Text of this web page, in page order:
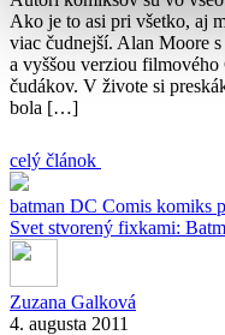
Ako je to asi pri všetko, aj
viac čudnejší. Alan Moore
a vyššou verziou
čudákov. V živote si
bola […]
celý článok
batman DC Comis komiks
Svet stvorený fixkami:
Zuzana Galková
4. augusta 2011